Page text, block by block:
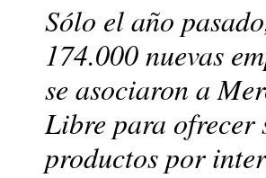
Sólo el año
174.000 nuevas
se asociaron a
Libre para ofrecer
productos por